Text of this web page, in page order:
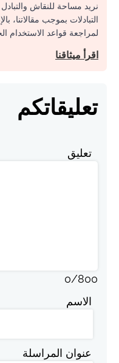
نريد مساحة للنقاش
التبادلات بموجب مقالاتنا،
لمراجعة قواعد الاستخدام
اقرأ ميثاقنا
تعليقاتكم
تعليق
0/800
الاسم
عنوان المراسلة